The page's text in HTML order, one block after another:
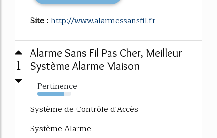
Site :http://www.alarmessansfil.fr
1
Alarme Sans Fil Pas Cher, Meilleur
Système Alarme Maison
Pertinence
80%
Système de Contrôle d'Accès
Système Alarme